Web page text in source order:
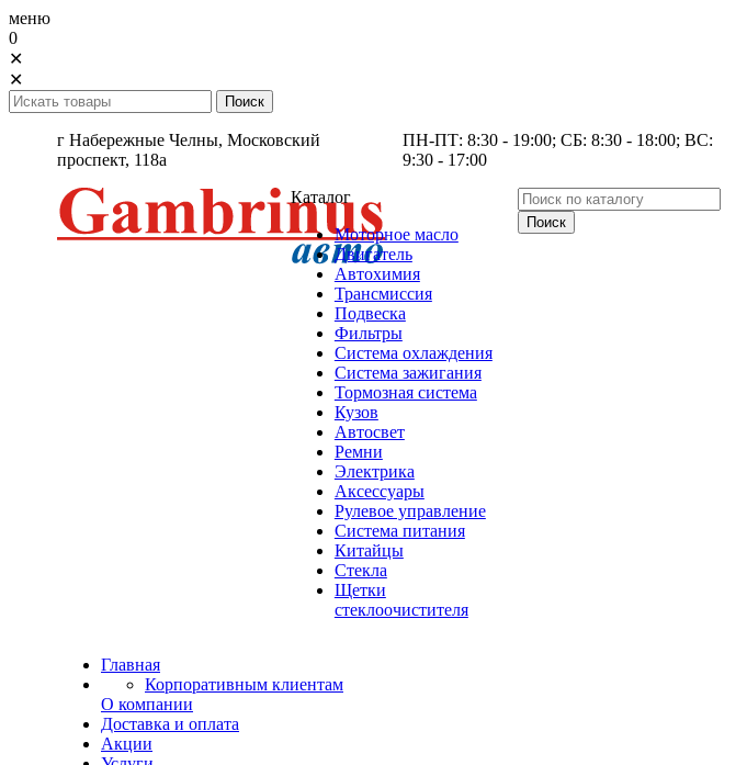
меню
0
✕
✕
г Набережные Челны, Московский
проспект, 118а
ПН-ПТ: 8:30 - 19:00; СБ: 8:30 - 18:00; ВС:
9:30 - 17:00
Каталог
Моторное масло
Двигатель
Автохимия
Трансмиссия
Подвеска
Фильтры
Система охлаждения
Система зажигания
Тормозная система
Кузов
Автосвет
Ремни
Электрика
Аксессуары
Рулевое управление
Система питания
Китайцы
Стекла
Щетки
стеклоочистителя
Главная
Корпоративным клиентам
О компании
Доставка и оплата
Акции